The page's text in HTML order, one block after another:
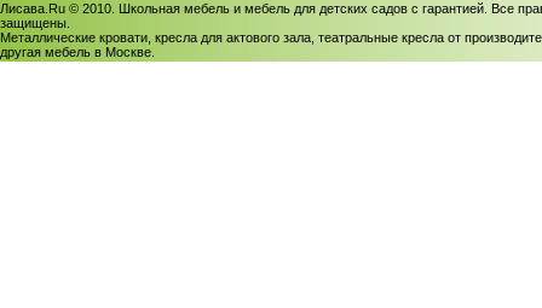
Лисава.Ru © 2010. Школьная мебель и мебель для детских садов с гарантией. Все
защищены.
Металлические кровати, кресла для актового зала, театральные кресла от
другая мебель в Москве.
Политика использования cookies/Соглашение на обработку персональных данных